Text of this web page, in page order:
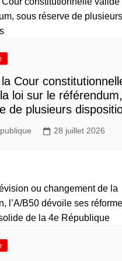
Cour
loi sur le
de plusieurs
28 juillet 2026